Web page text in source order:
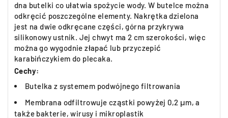
dna butelki co ułatwia spożycie wody. W butelce można
odkręcić poszczególne elementy. Nakrętka dzielona
jest na dwie odkręcane części, górna przykrywa
silikonowy ustnik. Jej chwyt ma 2 cm szerokości, więc
można go wygodnie złapać lub przyczepić
karabińczykiem do plecaka.
Cechy:
Butelka z systemem podwójnego filtrowania
Membrana odfiltrowuje cząstki powyżej 0,2 μm, a
także bakterie, wirusy i mikroplastik